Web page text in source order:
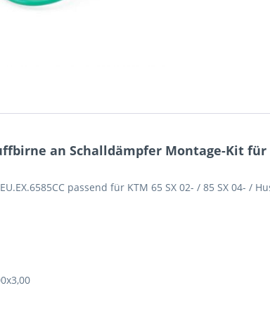
an Schalldämpfer Montage-Kit für
passend für KTM 65 SX 02- / 85 SX 04- /